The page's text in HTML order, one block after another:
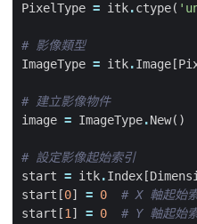
PixelType = itk.ctype(
# 影像類型
ImageType = itk.Image [
# 建立影像物件
image = ImageType.New()
# 設定影像起始索引
start = itk.Index [
start [0] = 0
# X 軸起始
start [1] = 0
# Y 軸起始